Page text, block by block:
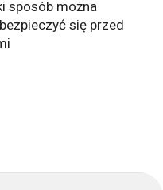
sposób można
się przed